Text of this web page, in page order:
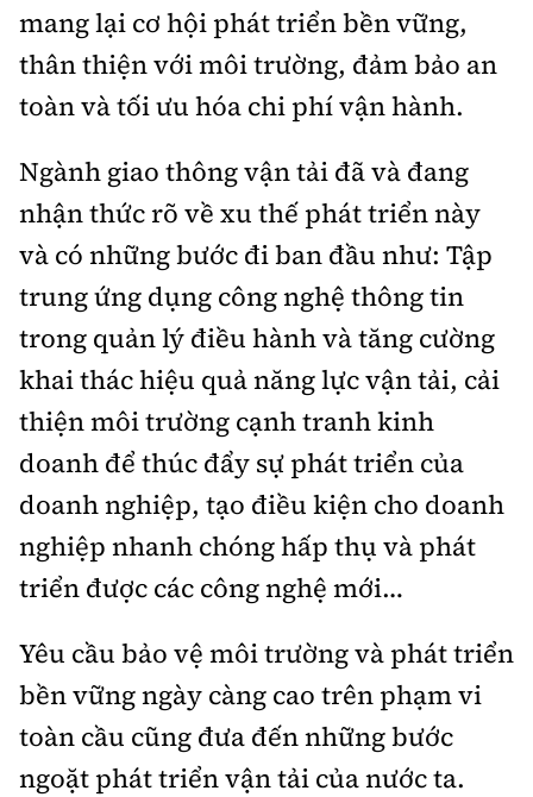
mang lại cơ hội phát triển bền vững,
thân thiện với môi trường, đảm bảo an
toàn và tối ưu hóa chi phí vận hành.
Ngành giao thông vận tải đã và đang
nhận thức rõ về xu thế phát triển này
và có những bước đi ban đầu như: Tập
trung ứng dụng công nghệ thông tin
trong quản lý điều hành và tăng cường
khai thác hiệu quả năng lực vận tải, cải
thiện môi trường cạnh tranh kinh
doanh để thúc đẩy sự phát triển của
doanh nghiệp, tạo điều kiện cho doanh
nghiệp nhanh chóng hấp thụ và phát
triển được các công nghệ mới…
Yêu cầu bảo vệ môi trường và phát triển
bền vững ngày càng cao trên phạm vi
toàn cầu cũng đưa đến những bước
ngoặt phát triển vận tải của nước ta.